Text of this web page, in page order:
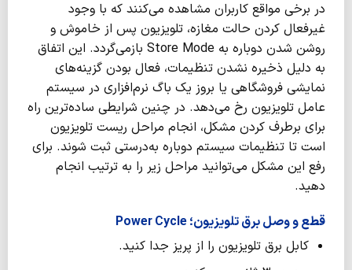
در برخی مواقع کاربران مشاهده می‌کنند که با وجود
غیرفعال کردن حالت مغازه، تلویزیون پس از خاموش و
روشن شدن دوباره به Store Mode بازمی‌گردد. این اتفاق
به دلیل ذخیره نشدن تنظیمات، فعال بودن گزینه‌های
نمایشی فروشگاهی یا بروز یک باگ نرم‌افزاری در سیستم
عامل تلویزیون رخ می‌دهد. در چنین شرایطی ساده‌ترین راه
برای برطرف کردن مشکل، انجام مراحل ریست تلویزیون
است تا تنظیمات سیستم دوباره به‌درستی ثبت شوند. برای
رفع این مشکل می‌توانید مراحل زیر را به ترتیب انجام
دهید.
قطع و وصل برق تلویزیون؛Power Cycle
کابل برق تلویزیون را از پریز جدا کنید.